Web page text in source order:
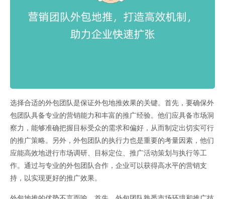
选择合适的外包团队是保证外包地推效果的关键。首先，要确保外
包团队具备专业的营销能力和丰富的推广经验。他们应具备市场洞
察力，能够准确把握目标受众的需求和偏好，从而制定出切实可行
的推广策略。另外，外包团队的执行力也是重要的考量因素，他们
应能高效地进行市场调研、目标定位、推广活动策划与执行等工
作。通过与专业的外包团队合作，企业可以获得高水平的营销支
持，以实现更好的推广效果。